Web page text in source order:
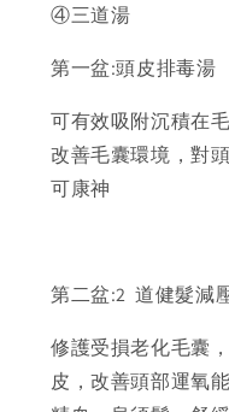
④三道湯
第一盆:頭皮排毒湯
可有效吸附沉積在
改善毛囊環境，對
可康神
第二盆:2 道健髮減
修護受損老化毛囊
皮，改善頭部運氧